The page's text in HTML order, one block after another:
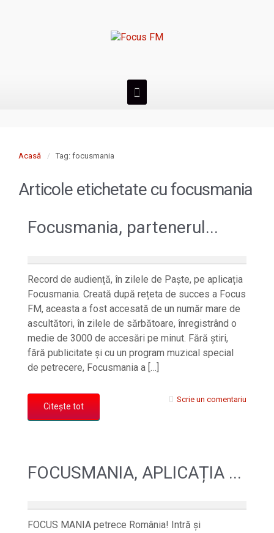
Acasă Tag: focusmania
Articole etichetate cufocusmania
Focusmania, partenerul...
Record de audiență, în zilele de Paște, pe aplicația
Focusmania. Creată după rețeta de succes a Focus
FM, aceasta a fost accesată de un număr mare de
ascultători, în zilele de sărbătoare, înregistrând o
medie de 3000 de accesări pe minut. Fără știri,
fără publicitate și cu un program muzical special
de petrecere, Focusmania a […]
Citește tot
Scrie un comentariu
FOCUSMANIA, APLICAȚIA ...
FOCUS MANIA petrece România! Intră și